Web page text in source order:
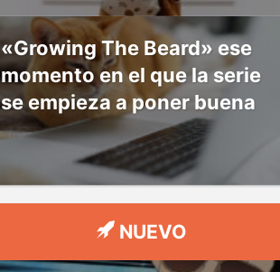
«Growing The Beard» ese
momento en el que la serie
se empieza a poner buena
NUEVO